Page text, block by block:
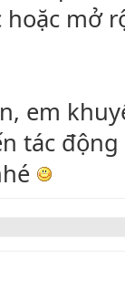
mở
em
tác